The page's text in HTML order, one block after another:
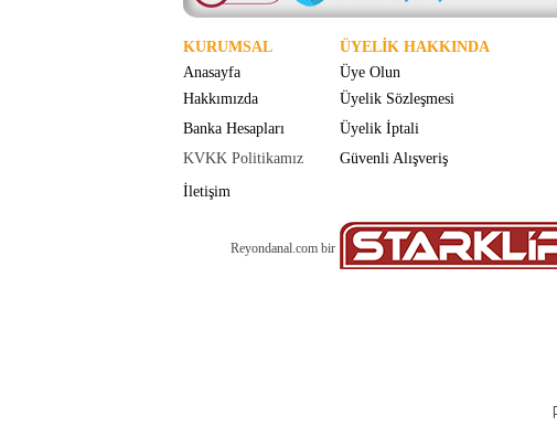
KURUMSAL ÜYELİK HAKKINDA
Anasayfa Üye Olun
Hakkımızda
Üyelik Sözleşmesi
Banka Hesapları
Üyelik İptali
KVKK Politikamız
Güvenli Alışveriş
İletişim
Reyondanal.com bir